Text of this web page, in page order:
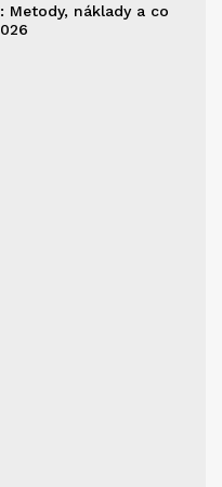
Metody, náklady a co